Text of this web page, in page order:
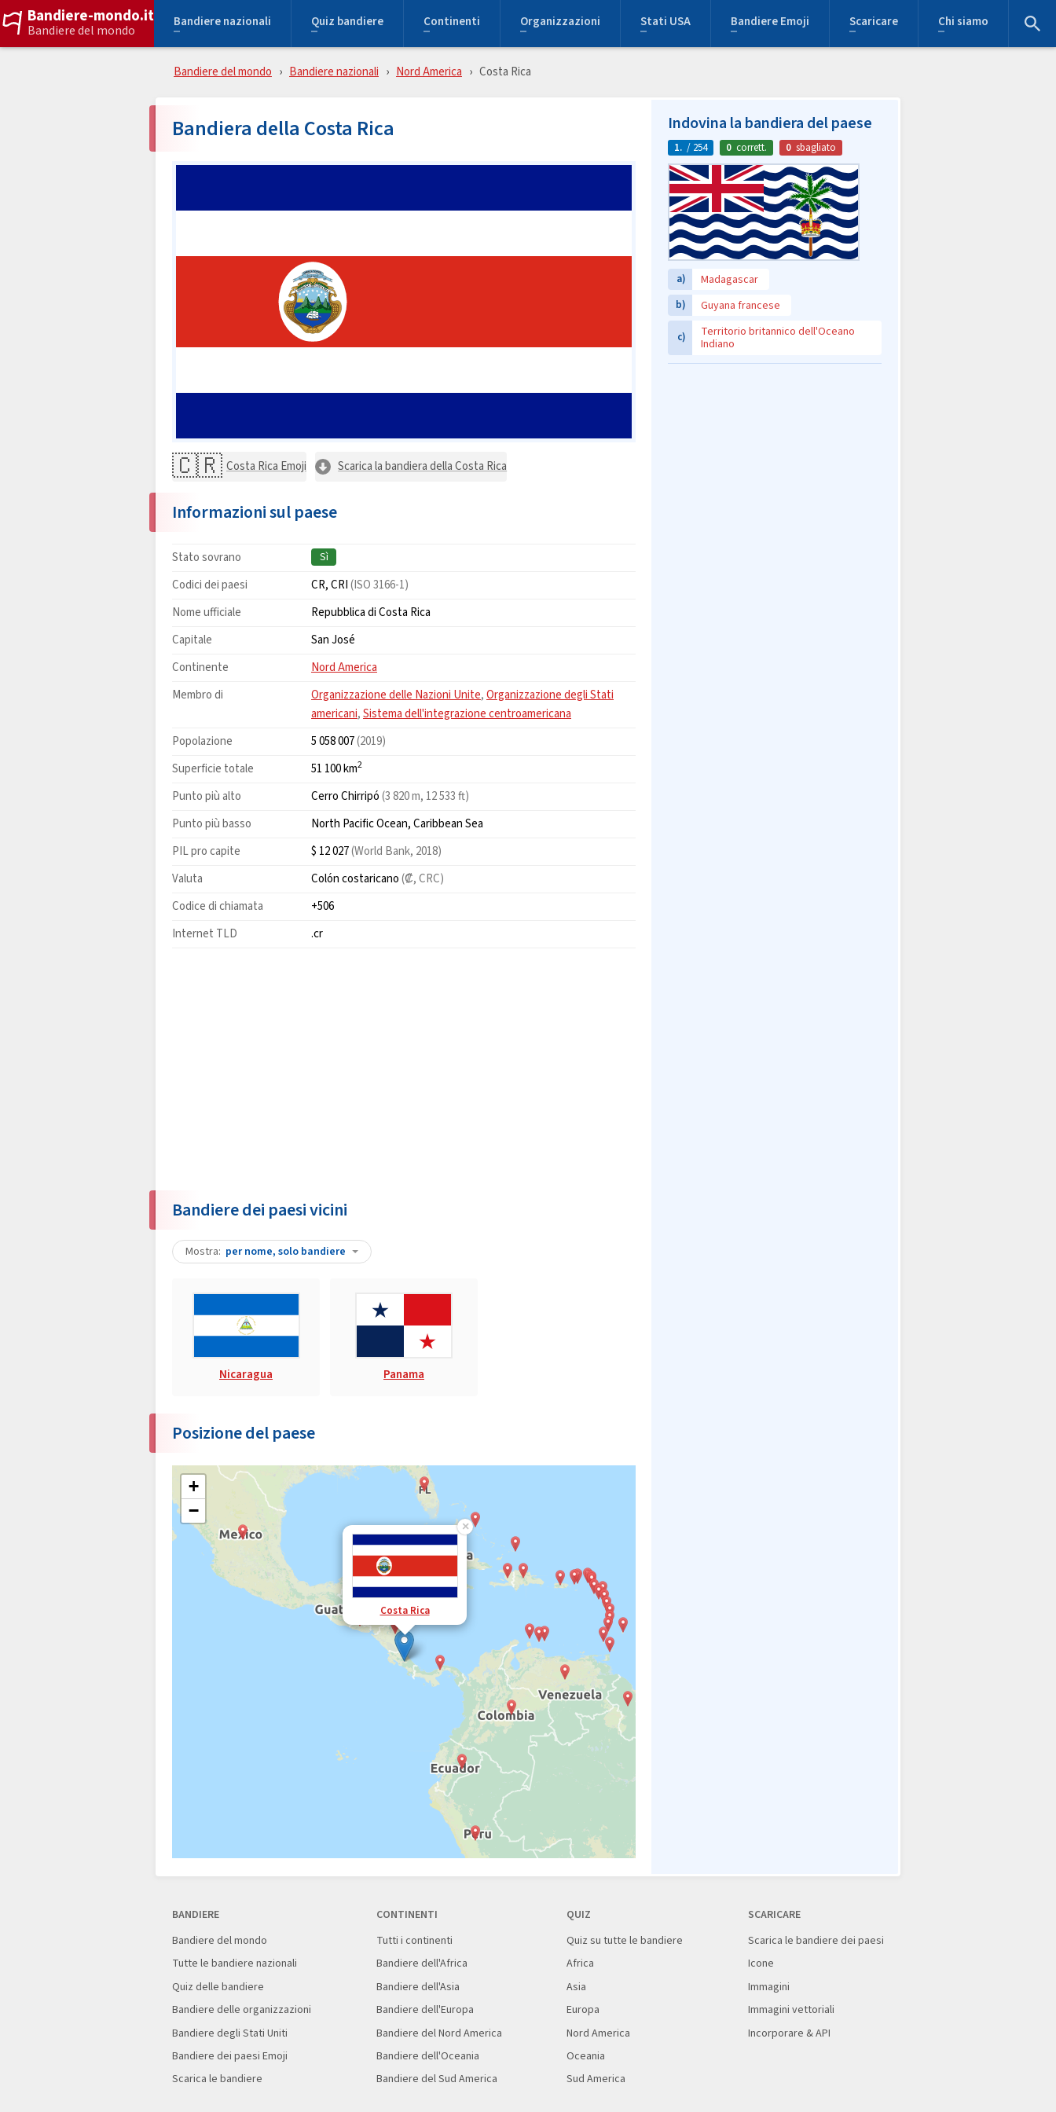
Bandiere-mondo.it
Bandiere del mondo
Bandiere nazionali Quiz bandiere Continenti Organizzazioni Stati USA Bandiere Emoji Scaricare Chi siamo
Bandiere del mondo Bandiere nazionali Nord America Costa Rica
Bandiera della Costa Rica
🇨🇷 Costa Rica Emoji Scarica la bandiera della Costa Rica
Informazioni sul paese
Stato sovrano Sì
Codici dei paesi CR, CRI(ISO 3166-1)
Nome ufficiale
Repubblica di Costa Rica
Capitale
San José
Continente
Nord America
Membro di
Organizzazione delle Nazioni Unite,Organizzazione degli Stati
americani,Sistema dell'integrazione centroamericana
Popolazione
5 058 007(2019)
Superficie totale
51 100 km2
Punto più alto Cerro Chirripó(3 820 m, 12 533 ft)
Punto più basso
North Pacific Ocean, Caribbean Sea
PIL pro capite
$ 12 027(World Bank, 2018)
Valuta
Colón costaricano(₡, CRC)
Codice di chiamata
+506
Internet TLD
.cr
Bandiere dei paesi vicini
Mostra per nome, solo bandiere
Nicaragua Panama
Posizione del paese
Costa Rica
×
+
−
Indovina la bandiera del paese
1. / 254 0 corrett. 0 sbagliato
a) Madagascar
b) Guyana francese
c)
Territorio britannico dell'Oceano
Indiano
BANDIERE
Bandiere del mondo
Tutte le bandiere nazionali
Quiz delle bandiere
Bandiere delle organizzazioni
Bandiere degli Stati Uniti
Bandiere dei paesi Emoji
Scarica le bandiere
CONTINENTI
Tutti i continenti
Bandiere dell'Africa
Bandiere dell'Asia
Bandiere dell'Europa
Bandiere del Nord America
Bandiere dell'Oceania
Bandiere del Sud America
QUIZ
Quiz su tutte le bandiere
Africa
Asia
Europa
Nord America
Oceania
Sud America
SCARICARE
Scarica le bandiere dei paesi
Icone
Immagini
Immagini vettoriali
Incorporare & API